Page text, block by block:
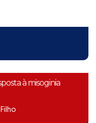
à misoginia